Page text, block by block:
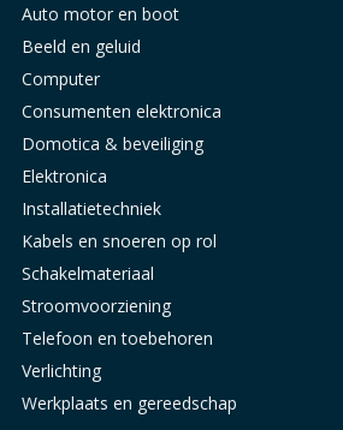
Auto motor en boot
Beeld en geluid
Computer
Consumenten elektronica
Domotica & beveiliging
Elektronica
Installatietechniek
Kabels en snoeren op rol
Schakelmateriaal
Stroomvoorziening
Telefoon en toebehoren
Verlichting
Werkplaats en gereedschap